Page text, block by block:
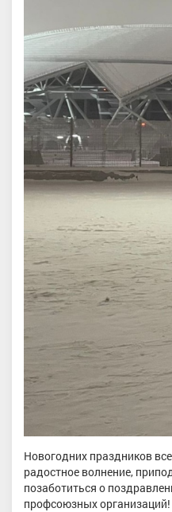
Новогодних праздников
радостное волнение,
позаботиться о
профсоюзных